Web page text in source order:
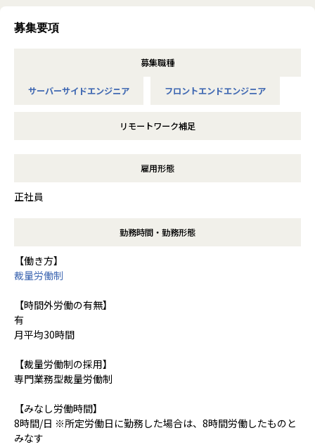
募集要項
募集職種
サーバーサイドエンジニア フロントエンドエンジニア
リモートワーク補足
雇用形態
正社員
勤務時間・勤務形態
【働き方】
裁量労働制
【時間外労働の有無】
有
月平均30時間
【裁量労働制の採用】
専門業務型裁量労働制
【みなし労働時間】
8時間/日 ※所定労働日に勤務した場合は、8時間労働したものと
みなす